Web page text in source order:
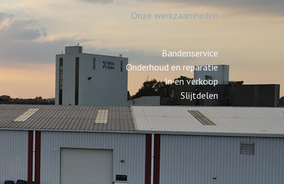
Onze werkzaamheden
Bandenservice
Onderhoud en reparatie
In en verkoop
Slijtdelen